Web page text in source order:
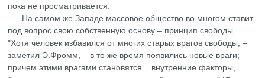
пока не просматривается.
На самом же Западе массовое общество во многом ставит
под вопрос свою собственную основу – принцип свободы.
"Xотя человек избавился от многих старых врагов свободы, –
заметил Э.Фромм, – в то же время появились новые враги;
причем этими врагами становятся... внутренние факторы,